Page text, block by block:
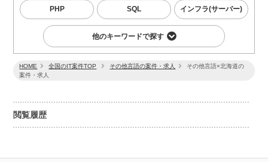
閲覧履歴
HOME 全国のIT案件TOP その他言語の案件・求人
案件・求人
PHP SQL インフラ(サーバー)
他のキーワードで探す